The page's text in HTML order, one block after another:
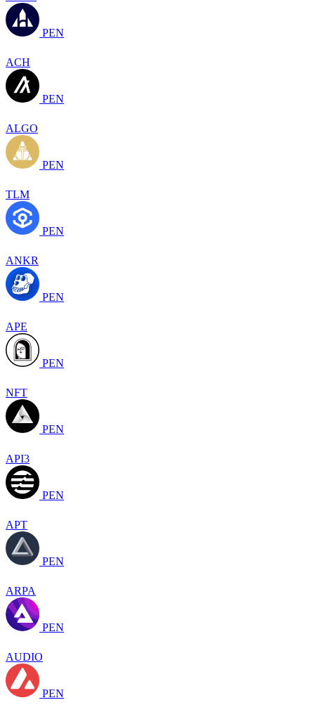
PEN
ACH
PEN
ALGO
PEN
TLM
PEN
ANKR
PEN
APE
PEN
NFT
PEN
API3
PEN
APT
PEN
ARPA
PEN
AUDIO
PEN